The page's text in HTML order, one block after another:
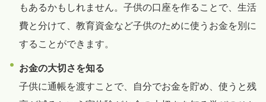
もあるかもしれません。子供の口座を作ることで、生活
費と分けて、教育資金など子供のために使うお金を別に
することができます。
お金の大切さを知る
子供に通帳を渡すことで、自分でお金を貯め、使うと残